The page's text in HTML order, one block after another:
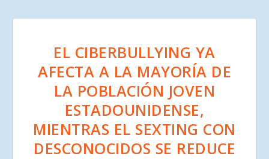
EL CIBERBULLYING YA
AFECTA A LA MAYORÍA DE
LA POBLACIÓN JOVEN
ESTADOUNIDENSE,
MIENTRAS EL SEXTING CON
DESCONOCIDOS SE REDUCE